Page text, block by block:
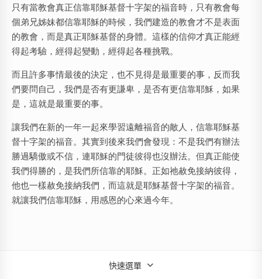
只有當教會真正信靠耶穌基督十字架的福音時，只有教會每
個弟兄姊妹都信靠耶穌的時候，我們建造的教會才不是表面
的教會，而是真正耶穌基督的身體。這樣的信仰才真正能經
得起考驗，經得起變動，經得起各種挑戰。
而且許多事情最後的決定，也不見得是最重要的事，反而我
們要問自己，我們是否有更謙卑，是否有更信靠耶穌，如果
是，這就是最重要的事。
讓我們在新的一年一起來學習遠離福音的敵人，信靠耶穌基
督十字架的福音。其實到後來我們會發現：不是我們有辦法
勝過驕傲或不信，連耶穌的門徒彼得也沒辦法。但真正能使
我們得勝的，是我們所信靠的耶穌。正如祂赦免接納彼得，
他也一樣赦免接納我們，而這就是耶穌基督十字架的福音。
就讓我們信靠耶穌，用感恩的心來過今年。
快速選單